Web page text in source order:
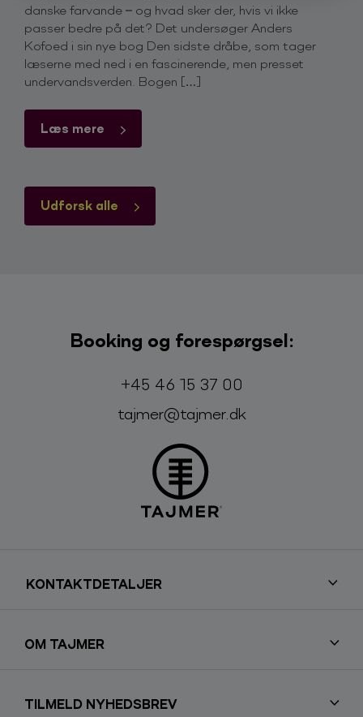
Udforsk alle
danske farvande – og hvad sker der, hvis vi ikke
passer bedre på det? Det undersøger Anders
Kofoed i sin nye bog Den sidste dråbe, som tager
læserne med ned i en fascinerende, men presset
undervandsverden. Bogen […]
Læs mere
Booking og forespørgsel:
Telefon:
+45 46 15 37 00
E-mail:
tajmer@tajmer.dk
KONTAKTDETALJER
OM TAJMER
TILMELD NYHEDSBREV